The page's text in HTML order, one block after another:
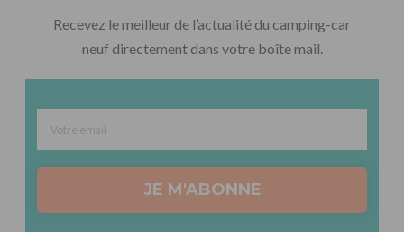
Recevez le meilleur de l’actualité du camping-car
neuf directement dans votre boîte mail.
JE M'ABONNE